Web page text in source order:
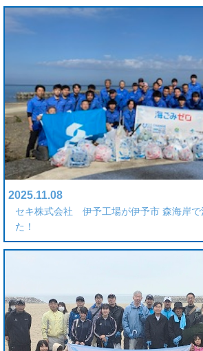
2025.11.08
セキ株式会社 伊予工場が伊予市 森海岸で
た！